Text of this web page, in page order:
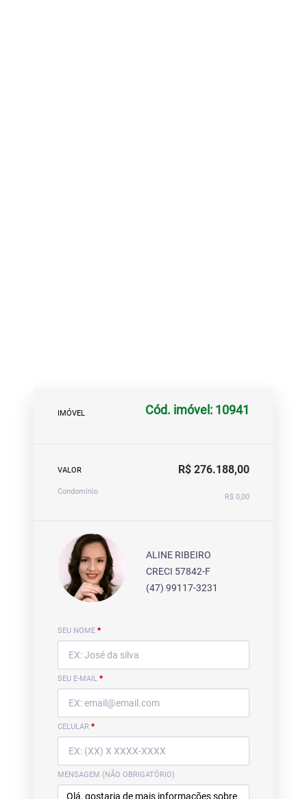
IMÓVEL Cód. imóvel: 10941
VALOR R$ 276.188,00
Condomínio
R$ 0,00
ALINE RIBEIRO
CRECI 57842-F
(47) 99117-3231
SEU NOME *
SEU E-MAIL *
CELULAR *
MENSAGEM (NÃO OBRIGATÓRIO)